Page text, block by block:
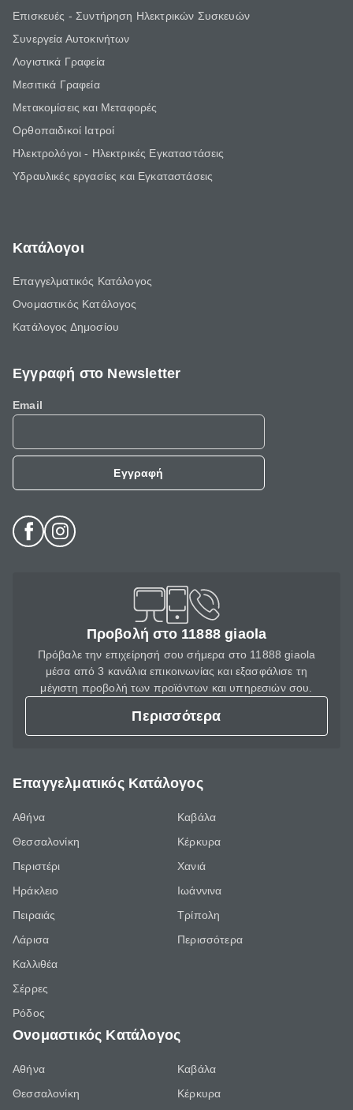
Επισκευές - Συντήρηση Ηλεκτρικών Συσκευών
Συνεργεία Αυτοκινήτων
Λογιστικά Γραφεία
Μεσιτικά Γραφεία
Μετακομίσεις και Μεταφορές
Ορθοπαιδικοί Ιατροί
Ηλεκτρολόγοι - Ηλεκτρικές Εγκαταστάσεις
Υδραυλικές εργασίες και Εγκαταστάσεις
Κατάλογοι
Επαγγελματικός Κατάλογος
Ονομαστικός Κατάλογος
Κατάλογος Δημοσίου
Εγγραφή στο Newsletter
Email
Εγγραφή
Προβολή στο 11888 giaola
Πρόβαλε την επιχείρησή σου σήμερα στο 11888 giaola
μέσα από 3 κανάλια επικοινωνίας και εξασφάλισε τη
μέγιστη προβολή των προϊόντων και υπηρεσιών σου.
Περισσότερα
Επαγγελματικός Κατάλογος
Αθήνα
Θεσσαλονίκη
Περιστέρι
Ηράκλειο
Πειραιάς
Λάρισα
Καλλιθέα
Σέρρες
Ρόδος
Καβάλα
Κέρκυρα
Χανιά
Ιωάννινα
Τρίπολη
Περισσότερα
Ονομαστικός Κατάλογος
Αθήνα
Θεσσαλονίκη
Καβάλα
Κέρκυρα